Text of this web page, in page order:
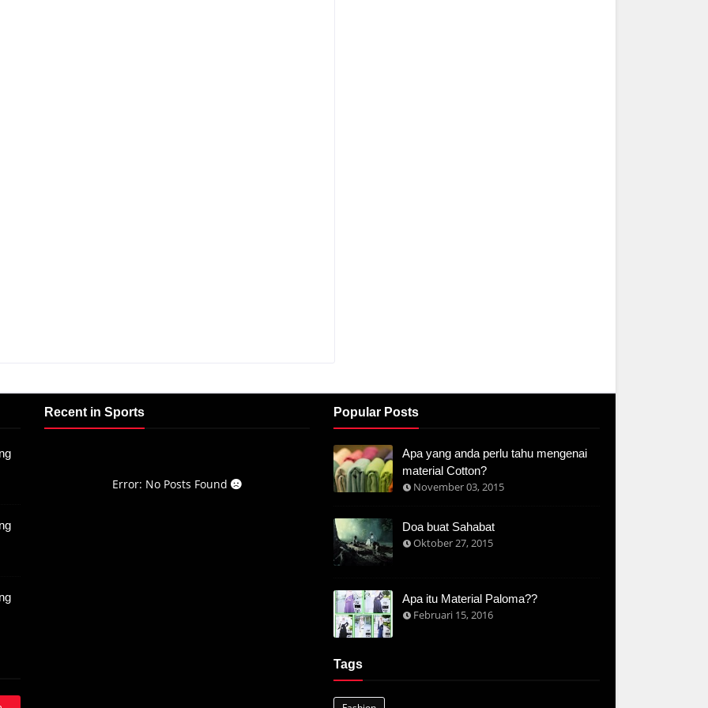
Recent in Sports
Error: No Posts Found
Popular Posts
Apa yang anda perlu tahu mengenai
material Cotton?
November 03, 2015
Doa buat Sahabat
Oktober 27, 2015
Apa itu Material Paloma??
Februari 15, 2016
Tags